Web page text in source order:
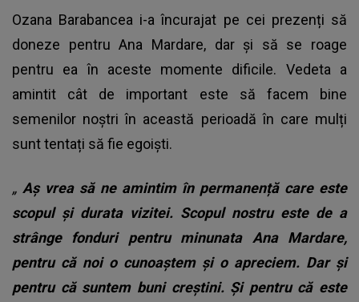
Ozana Barabancea i-a încurajat pe cei prezenți să
doneze pentru Ana Mardare, dar și să se roage
pentru ea în aceste momente dificile. Vedeta a
amintit cât de important este să facem bine
semenilor noștri în această perioadă în care mulți
sunt tentați să fie egoiști.
„ Aș vrea să ne amintim în permanență care este
scopul și durata vizitei. Scopul nostru este de a
strânge fonduri pentru minunata Ana Mardare,
pentru că noi o cunoaștem și o apreciem. Dar și
pentru că suntem buni creștini. Și pentru că este